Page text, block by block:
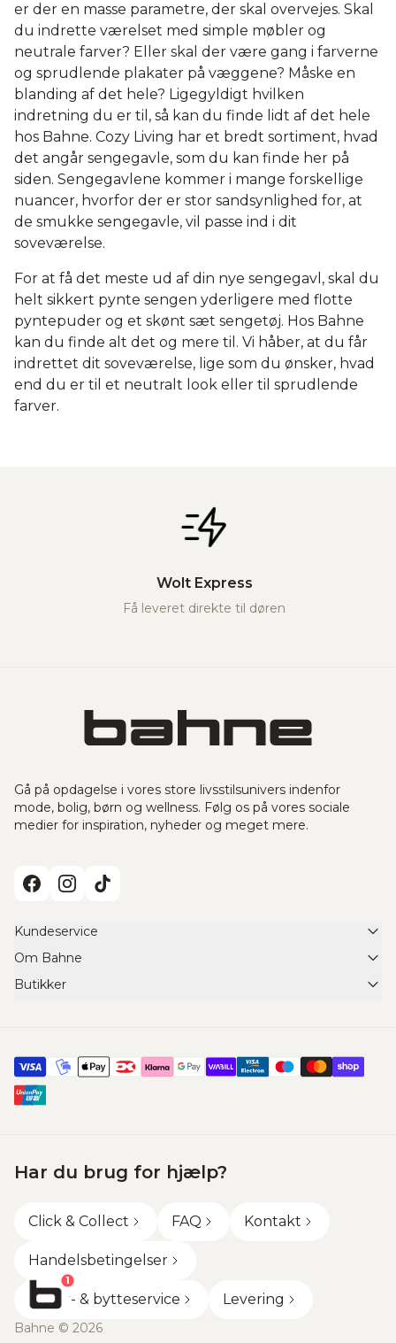
er der en masse parametre, der skal overvejes. Skal
du indrette værelset med simple møbler og
neutrale farver? Eller skal der være gang i farverne
og sprudlende plakater på væggene? Måske en
blanding af det hele? Ligegyldigt hvilken
indretning du er til, så kan du finde lidt af det hele
hos Bahne. Cozy Living har et bredt sortiment, hvad
det angår sengegavle, som du kan finde her på
siden. Sengegavlene kommer i mange forskellige
nuancer, hvorfor der er stor sandsynlighed for, at
de smukke sengegavle, vil passe ind i dit
soveværelse.
For at få det meste ud af din nye sengegavl, skal du
helt sikkert pynte sengen yderligere med flotte
pyntepuder og et skønt sæt sengetøj. Hos Bahne
kan du finde alt det og mere til. Vi håber, at du får
indrettet dit soveværelse, lige som du ønsker, hvad
end du er til et neutralt look eller til sprudlende
farver.
Wolt Express
Få leveret direkte til døren
Gå på opdagelse i vores store livsstilsunivers indenfor
mode, bolig, børn og wellness. Følg os på vores sociale
medier for inspiration, nyheder og meget mere.
Kundeservice
FAQ
Retur- & bytteservice
Handelsbetingelser
Fragt
Kontakt
Cookiepolitik
Om Bahne
Om Bahne
Vareinformation
Butikker
Shared Shopping
Tilmeld dig nyhedsbrev
Facebook
TikTok
Har du brug for hjælp?
Click & Collect FAQ Kontakt
Handelsbetingelser
Retur- & bytteservice Levering
Bahne © 2026
1